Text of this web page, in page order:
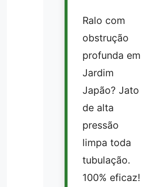
Ralo com
obstrução
profunda em
Jardim
Japão? Jato
de alta
pressão
limpa toda
tubulação.
100% eficaz!